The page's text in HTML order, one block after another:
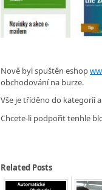
Nově byl spuštěn eshop
obchodování na burze.
Vše je tříděno do kategoríí
Chcete-li podpořit tenhle
Related Posts